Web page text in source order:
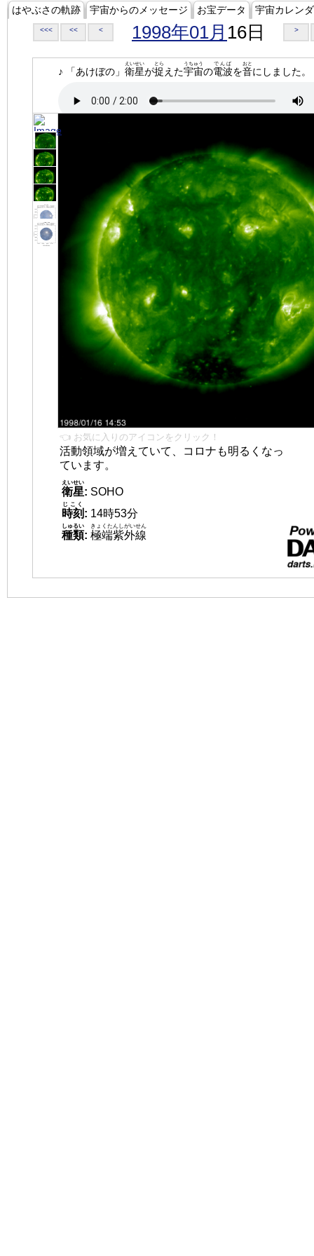
はやぶさの軌跡 宇宙からのメッセージ お宝データ 宇宙カレン
<<< << < 1998年01月 16日 >
♪ 「あけぼの」 衛星
えいせい
が捉
とら
えた宇宙
うちゅう
の電波
でんぱ
を音
おと
にしました。
👈 お気に入りのアイコンをクリック！
活動領域が増えていて、コロナも明るくなっ
ています。
衛星
えいせい
: SOHO
時刻
じこく
: 14時53分
種類
しゅるい
: 極端紫外線
きょくたんしがいせん